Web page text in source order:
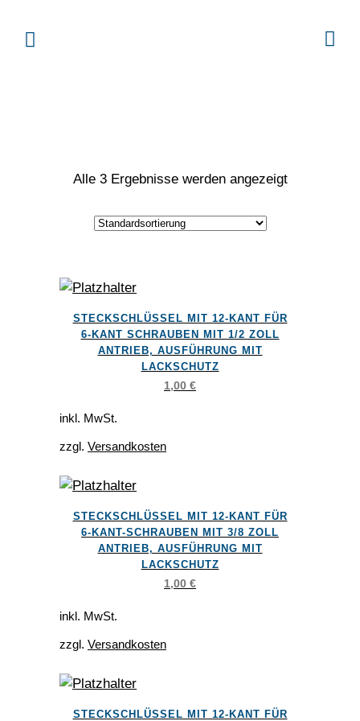
Alle 3 Ergebnisse werden angezeigt
Produkt
auf.
Optionen
können
auf
der
Produktseite
gewählt
STECKSCHLÜSSEL MIT 12-KANT FÜR
6-KANT SCHRAUBEN MIT 1/2 ZOLL
ANTRIEB, AUSFÜHRUNG MIT
LACKSCHUTZ
1,00 €
inkl. MwSt.
zzgl. Versandkosten
Produkt
auf.
Optionen
können
auf
der
STECKSCHLÜSSEL MIT 12-KANT FÜR
6-KANT-SCHRAUBEN MIT 3/8 ZOLL
ANTRIEB, AUSFÜHRUNG MIT
LACKSCHUTZ
1,00 €
inkl. MwSt.
zzgl. Versandkosten
STECKSCHLÜSSEL MIT 12-KANT FÜR